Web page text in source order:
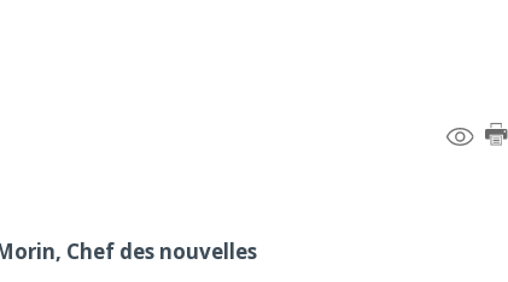
Chef des nouvelles